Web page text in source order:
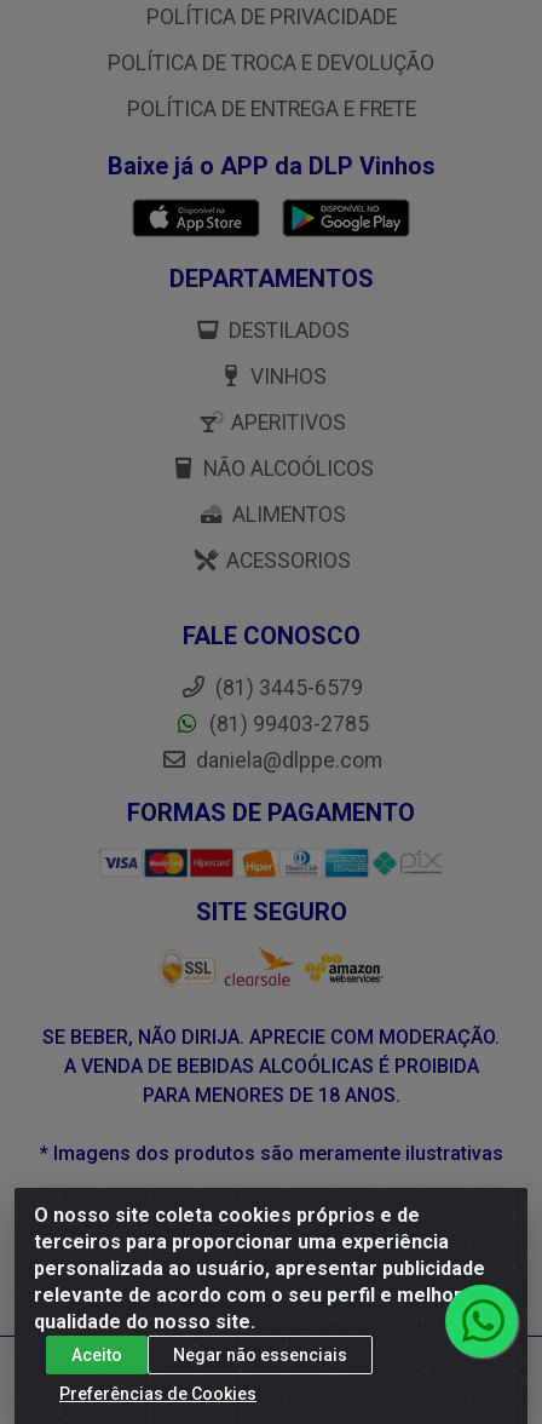
O nosso site coleta cookies próprios e de
terceiros para proporcionar uma experiência
personalizada ao usuário, apresentar publicidade
relevante de acordo com o seu perfil e melhorar a
qualidade do nosso site.
Aceito
Negar não essenciais
Preferências de Cookies
POLÍTICA DE PRIVACIDADE
POLÍTICA DE TROCA E DEVOLUÇÃO
POLÍTICA DE ENTREGA E FRETE
Baixe já o APP da DLP Vinhos
DEPARTAMENTOS
DESTILADOS
VINHOS
APERITIVOS
NÃO ALCOÓLICOS
ALIMENTOS
ACESSORIOS
FALE CONOSCO
(81) 3445-6579
(81) 99403-2785
daniela@dlppe.com
FORMAS DE PAGAMENTO
SITE SEGURO
SE BEBER, NÃO DIRIJA. APRECIE COM MODERAÇÃO.
A VENDA DE BEBIDAS ALCOÓLICAS É PROIBIDA
PARA MENORES DE 18 ANOS.
* Imagens dos produtos são meramente ilustrativas
DLP Vinhos - Av. Engenheiro Abdias de Carvalho, 962 -
Torrões, Recife/PE - CEP 50.640-525 - CNPJ
05.429.222/0001-48